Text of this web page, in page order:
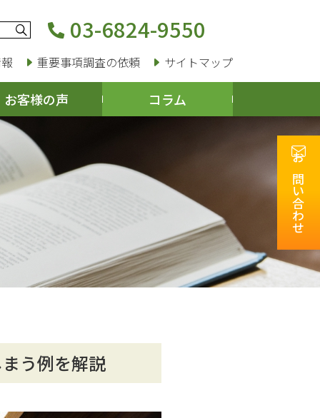
03-6824-9550
重要事項調査の依頼 サイトマップ
お問い合わせ
お客様の声 コラム
う例を解説